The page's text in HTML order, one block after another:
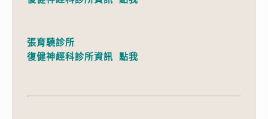
張育驍診所
復健神經科診所資訊 點我